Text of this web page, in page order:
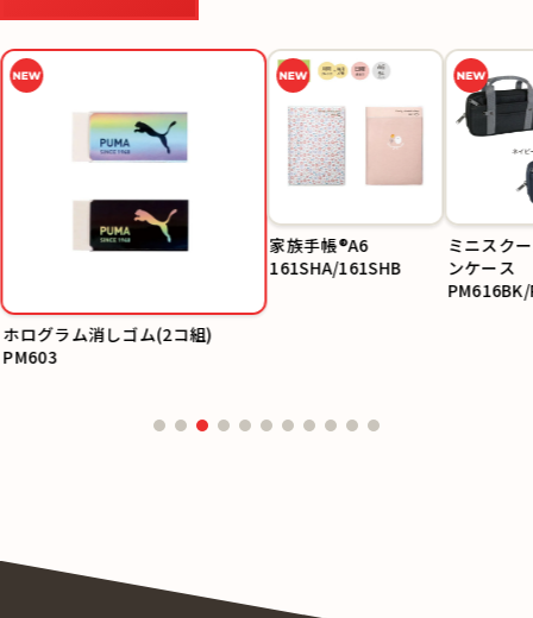
ホログラム消しゴム(2コ組)
PM603
家族手帳®A6
161SHA/161SHB
ミニスク
ンケース